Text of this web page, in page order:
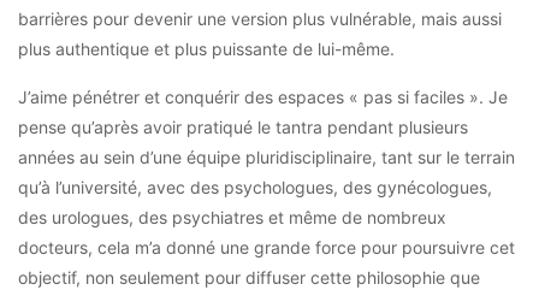
barrières pour devenir une version plus vulnérable, mais aussi
plus authentique et plus puissante de lui-même.
J’aime pénétrer et conquérir des espaces « pas si faciles ». Je
pense qu’après avoir pratiqué le tantra pendant plusieurs
années au sein d’une équipe pluridisciplinaire, tant sur le terrain
qu’à l’université, avec des psychologues, des gynécologues,
des urologues, des psychiatres et même de nombreux
docteurs, cela m’a donné une grande force pour poursuivre cet
objectif, non seulement pour diffuser cette philosophie que